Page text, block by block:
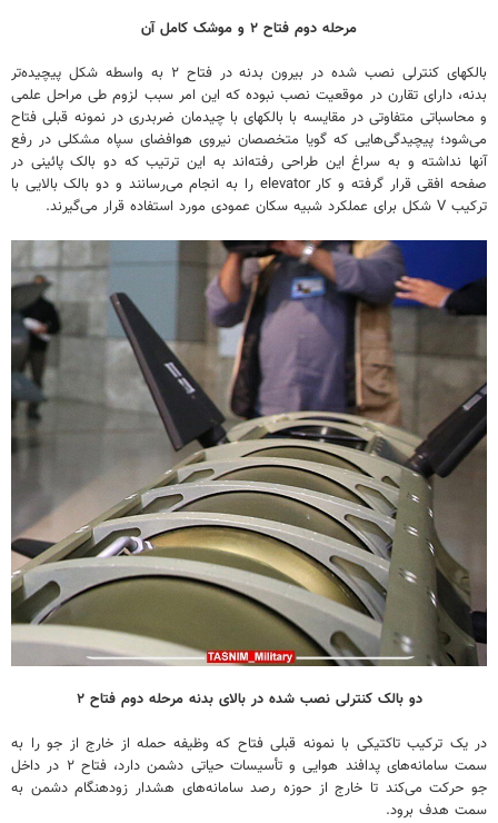
مرحله دوم فتاح ۲ و موشک کامل آن
بالکهای کنترلی نصب شده در بیرون بدنه در فتاح ۲ به واسطه شکل پیچیده‌تر
بدنه، دارای تقارن در موقعیت نصب نبوده که این امر سبب لزوم طی مراحل علمی
و محاسباتی متفاوتی در مقایسه با بالکهای با چیدمان ضربدری در نمونه قبلی فتاح
می‌شود؛ پیچیدگی‌هایی که گویا متخصصان نیروی هوافضای سپاه مشکلی در رفع
آنها نداشته و به سراغ این طراحی رفته‌اند به این ترتیب که دو بالک پائینی در
صفحه افقی قرار گرفته و کار elevator را به انجام می‌رسانند و دو بالک بالایی با
ترکیب V شکل برای عملکرد شبیه سکان عمودی مورد استفاده قرار می‌گیرند.
دو بالک کنترلی نصب شده در بالای بدنه مرحله دوم فتاح ۲
در یک ترکیب تاکتیکی با نمونه قبلی فتاح که وظیفه حمله از خارج از جو را به
سمت سامانه‌های پدافند هوایی و تأسیسات حیاتی دشمن دارد، فتاح ۲ در داخل
جو حرکت می‌کند تا خارج از حوزه رصد سامانه‌های هشدار زودهنگام دشمن به
سمت هدف برود.